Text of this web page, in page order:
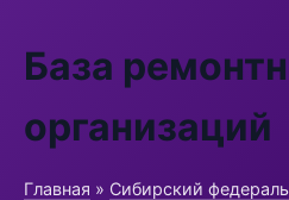
База
организаций
Главная » Сибирский